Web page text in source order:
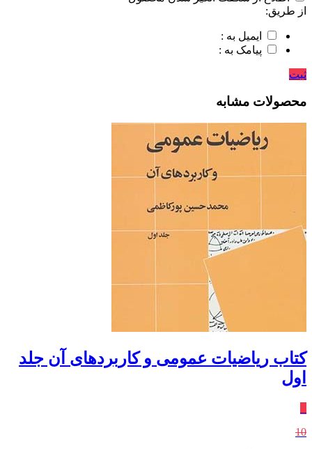
از طریق:
ایمیل به :
پیامک به :
ثبت
محصولات مشابه
کتاب ریاضیات عمومی و کاربردهای آن جلد
اول
10